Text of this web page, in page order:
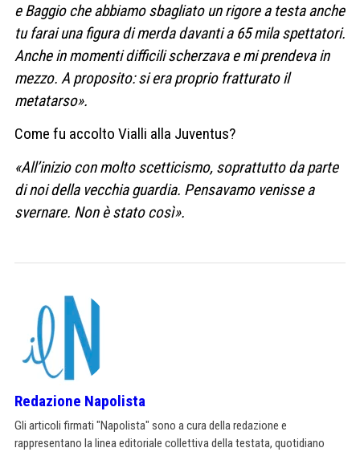
e Baggio che abbiamo sbagliato un rigore a testa anche
tu farai una figura di merda davanti a 65 mila spettatori.
Anche in momenti difficili scherzava e mi prendeva in
mezzo. A proposito: si era proprio fratturato il
metatarso».
Come fu accolto Vialli alla Juventus?
«All’inizio con molto scetticismo, soprattutto da parte
di noi della vecchia guardia. Pensavamo venisse a
svernare. Non è stato così».
Redazione Napolista
Gli articoli firmati "Napolista" sono a cura della redazione e
rappresentano la linea editoriale collettiva della testata, quotidiano